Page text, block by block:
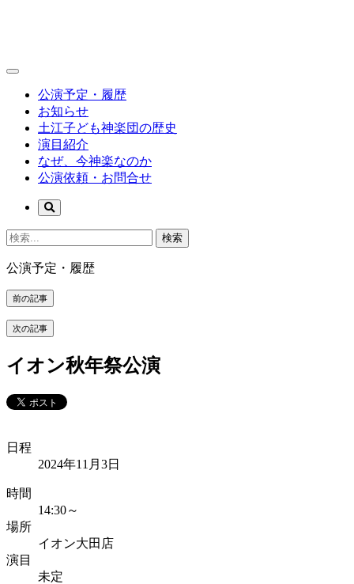
公演予定・履歴
お知らせ
土江子ども神楽団の歴史
演目紹介
なぜ、今神楽なのか
公演依頼・お問合せ
検索
公演予定・履歴
前の記事
次の記事
イオン秋年祭公演
日程
2024年11月3日
時間
14:30～
場所
イオン大田店
演目
未定